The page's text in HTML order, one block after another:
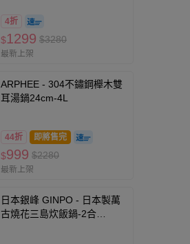
4折
$1299 $3280
最新上架
ARPHEE - 304不鏽鋼櫸木雙
耳湯鍋24cm-4L
44折 即將售完
$999 $2280
最新上架
日本銀峰 GINPO - 日本製萬
古燒花三島炊飯鍋-2合